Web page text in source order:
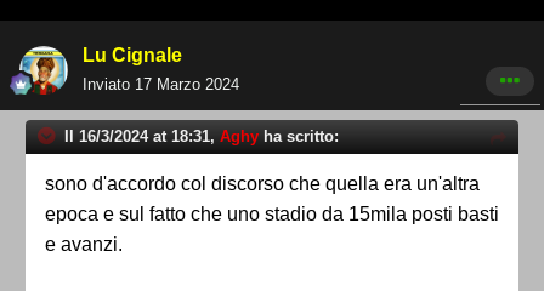
Lu Cignale
Inviato 17 Marzo 2024
Il 16/3/2024 at 18:31, Aghy ha scritto:
sono d'accordo col discorso che quella era un'altra
epoca e sul fatto che uno stadio da 15mila posti basti
e avanzi.